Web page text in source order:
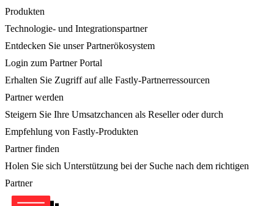
Produkten
Technologie- und Integrationspartner
Entdecken Sie unser Partnerökosystem
Login zum Partner Portal
Erhalten Sie Zugriff auf alle Fastly-Partnerressourcen
Partner werden
Steigern Sie Ihre Umsatzchancen als Reseller oder durch
Empfehlung von Fastly-Produkten
Partner finden
Holen Sie sich Unterstützung bei der Suche nach dem richtigen
Partner